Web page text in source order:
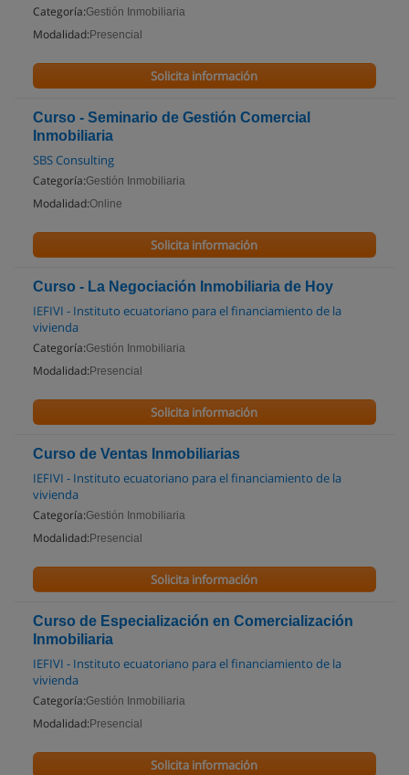
Categoría:Gestión Inmobiliaria
Modalidad: Presencial
Solicita información
Curso - Seminario de Gestión Comercial
Inmobiliaria
SBS Consulting
Categoría:Gestión Inmobiliaria
Modalidad:Online
Solicita información
Curso - La Negociación Inmobiliaria de Hoy
IEFIVI - Instituto ecuatoriano para el financiamiento de la
vivienda
Categoría:Gestión Inmobiliaria
Modalidad: Presencial
Solicita información
Curso de Ventas Inmobiliarias
IEFIVI - Instituto ecuatoriano para el financiamiento de la
vivienda
Categoría:Gestión Inmobiliaria
Modalidad: Presencial
Solicita información
Curso de Especialización en Comercialización
Inmobiliaria
IEFIVI - Instituto ecuatoriano para el financiamiento de la
vivienda
Categoría:Gestión Inmobiliaria
Modalidad: Presencial
Solicita información